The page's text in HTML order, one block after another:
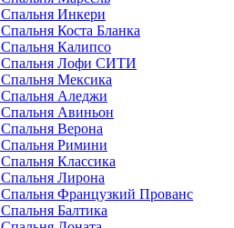
Спальня Инкери
Спальня Коста Бланка
Спальня Калипсо
Спальня Лофи СИТИ
Спальня Мексика
Спальня Аледжи
Спальня Авиньон
Спальня Верона
Спальня Римини
Спальня Классика
Спальня Лирона
Спальня Французкий Прованс
Спальня Балтика